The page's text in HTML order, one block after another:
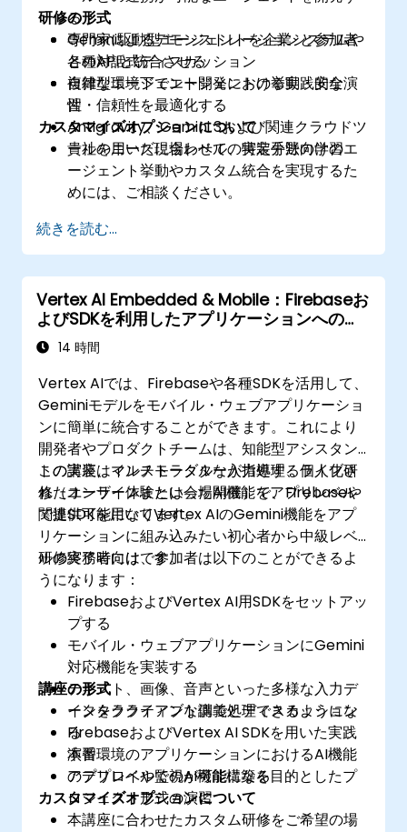
る
Gemini駆動型エージェントを企業システムや
各種APIと統合させる
複雑な環境下でエージェントの挙動・安全
性・信頼性を最適化する
研修の形式
専門家によるデモンストレーションと参加者
との対話式ディスカッション
自律型エージェント開発における実践的な演
習
Antigravity、Gemini 3および関連クラウドツ
ールを用いた現場レベルの実装手法の学習
カスタマイズオプションについて
貴社のニーズに合わせて、特定分野向けのエ
ージェント挙動やカスタム統合を実現するた
めには、ご相談ください。
続きを読む...
Vertex AI Embedded & Mobile：Firebaseお
よびSDKを利用したアプリケーションへの
Geminiの組み込み
14 時間
Vertex AIでは、Firebaseや各種SDKを活用して、
Geminiモデルをモバイル・ウェブアプリケーショ
ンに簡単に統合することができます。これにより
開発者やプロダクトチームは、知能型アシスタン
トの実装、マルチモーダルな入力処理、個人化さ
れたユーザー体験といったAI機能をアプリレベル
で提供可能になります。
この講座はインストラクターが指導するライブ研
修（オンラインまたは会場開催）で、Firebaseや
関連SDKを用いてVertex AIのGemini機能をアプ
リケーションに組み込みたい初心者から中級レベ
ルの実務者向けです。
研修終了時には、参加者は以下のことができるよ
うになります：
FirebaseおよびVertex AI用SDKをセットアッ
プする
モバイル・ウェブアプリケーションにGemini
対応機能を実装する
テキスト、画像、音声といった多様な入力デ
ータをクライアント側で処理できるようにな
る
本番環境のアプリケーションにおけるAI機能
のデプロイや監視が可能になる
講座の形式
インタラクティブな講義とディスカッション
FirebaseおよびVertex AI SDKを用いた実践
演習
アプリレベルでのAI機能構築を目的としたプ
ロジェクト形式の演習
カスタマイズオプションについて
本講座に合わせたカスタム研修をご希望の場